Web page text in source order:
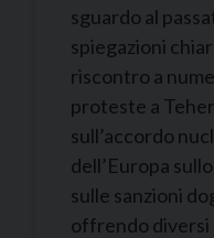
sguardo al
spiegazioni
riscontro a
proteste a
sull’accordo
dell’Europa
sulle sanzioni
offrendo diversi